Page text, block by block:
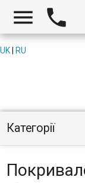
 
UK RU
Категорії